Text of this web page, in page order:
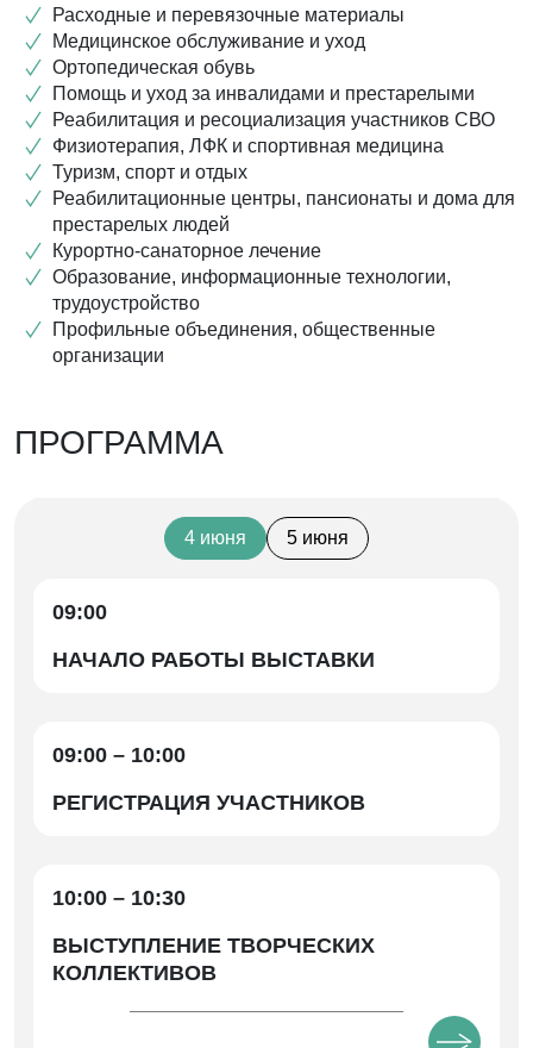
Расходные и перевязочные материалы
Медицинское обслуживание и уход
Ортопедическая обувь
Помощь и уход за инвалидами и престарелыми
Реабилитация и ресоциализация участников СВО
Физиотерапия, ЛФК и спортивная медицина
Туризм, спорт и отдых
Реабилитационные центры, пансионаты и дома для
престарелых людей
Курортно-санаторное лечение
Образование, информационные технологии,
трудоустройство
Профильные объединения, общественные
организации
ПРОГРАММА
4 июня 5 июня
09:00
НАЧАЛО РАБОТЫ ВЫСТАВКИ
09:00 – 10:00
РЕГИСТРАЦИЯ УЧАСТНИКОВ
10:00 – 10:30
ВЫСТУПЛЕНИЕ ТВОРЧЕСКИХ
КОЛЛЕКТИВОВ